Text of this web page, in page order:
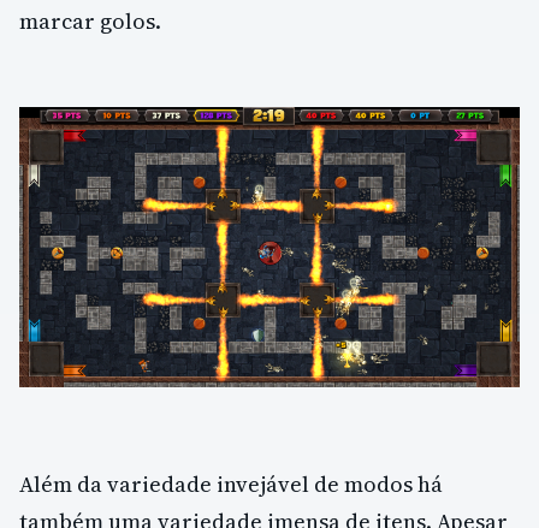
marcar golos.
Além da variedade invejável de modos há
também uma variedade imensa de itens. Apesar